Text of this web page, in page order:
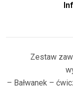
Zestaw
– Bałwanek –